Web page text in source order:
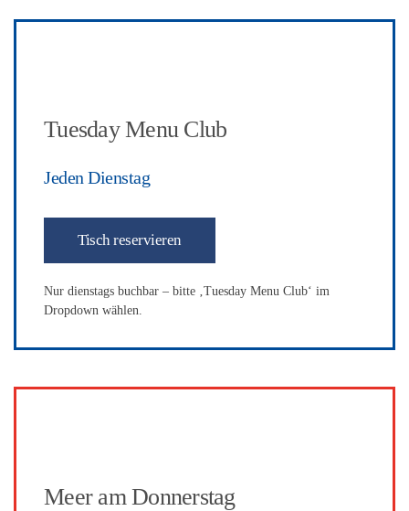
Tuesday Menu Club
Jeden Dienstag
Tisch reservieren
Nur dienstags buchbar – bitte ‚Tuesday Menu Club‘ im
Dropdown wählen.
Meer am Donnerstag